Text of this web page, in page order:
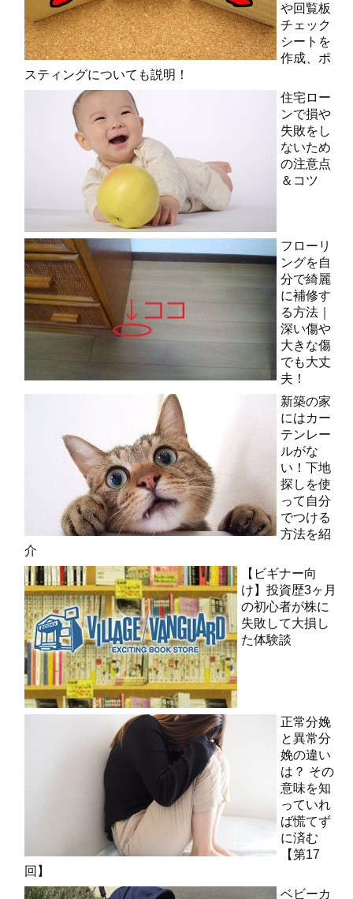
や回覧板
チェック
シートを
作成、ポ
スティングについても説明！
住宅ロー
ンで損や
失敗をし
ないため
の注意点
＆コツ
フローリ
ングを自
分で綺麗
に補修す
る方法｜
深い傷や
大きな傷
でも大丈
夫！
新築の家
にはカー
テンレー
ルがな
い！下地
探しを使
って自分
でつける
方法を紹
介
【ビギナー向
け】投資歴3ヶ月
の初心者が株に
失敗して大損し
た体験談
正常分娩
と異常分
娩の違い
は？ その
意味を知
っていれ
ば慌てず
に済む
【第17
回】
ベビーカ